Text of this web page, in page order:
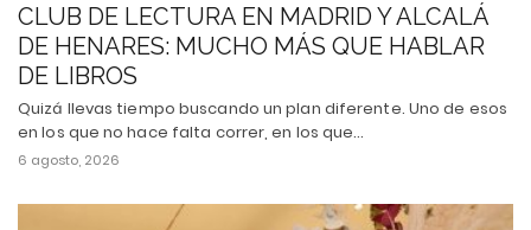
CLUB DE LECTURA EN MADRID Y ALCALÁ
DE HENARES: MUCHO MÁS QUE HABLAR
DE LIBROS
Quizá llevas tiempo buscando un plan diferente. Uno de esos
en los que no hace falta correr, en los que…
6 agosto, 2026